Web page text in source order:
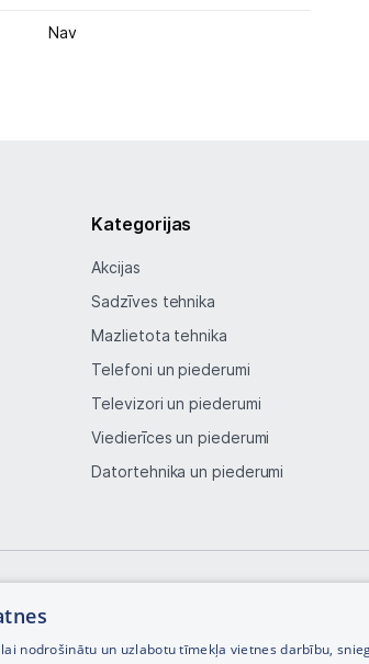
Nav
Kategorijas
Akcijas
Sadzīves tehnika
Mazlietota tehnika
Telefoni un piederumi
Televizori un piederumi
Viedierīces un piederumi
Datortehnika un piederumi
nodrošinātu un uzlabotu tīmekļa vietnes darbību,